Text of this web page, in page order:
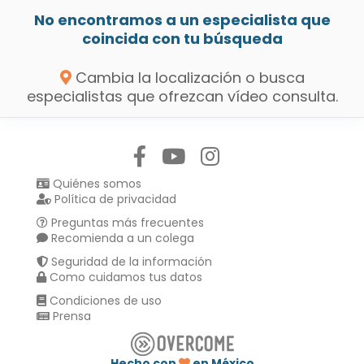
No encontramos a un especialista que
coincida con tu búsqueda
Cambia la localización o busca
especialistas que ofrezcan vídeo consulta.
Quiénes somos
Política de privacidad
Preguntas más frecuentes
Recomienda a un colega
Seguridad de la información
Como cuidamos tus datos
Condiciones de uso
Prensa